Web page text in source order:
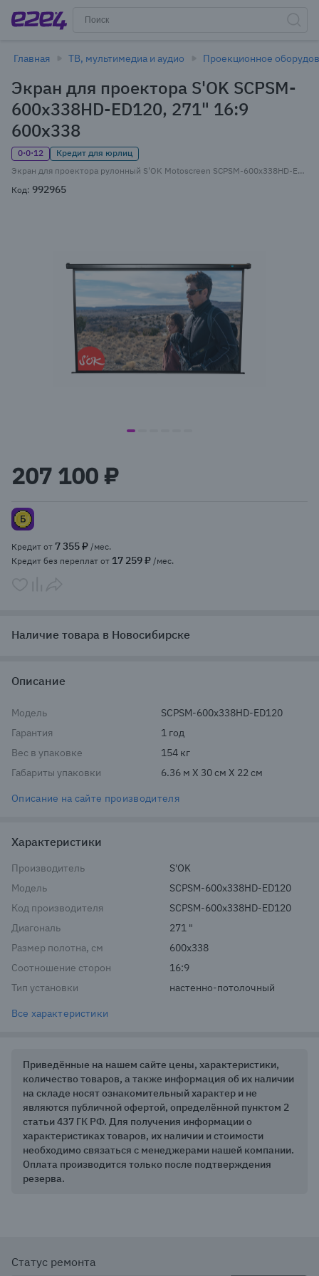
Главная ТВ, мультимедиа и аудио Проекционное
Экран для проектора S'OK SCPSM-
600x338HD-ED120, 271" 16:9
600x338
0·0·12
Кредит для юрлиц
Экран для проектора рулонный S'OK Motoscreen SCPSM-600x338HD-ED120, настенно-потолочный моторизированный, 271" 16:9 600x338 Fiberglass, ПДУ (SCPSM-600x338HD-ED120)
Код: 992965
item
of
6
207 100 ₽
Кредит от 7 355 ₽ /мес.
Кредит без переплат от 17 259 ₽ /мес.
Наличие товара в Новосибирске
Описание
Модель
SCPSM-600x338HD-ED120
Гарантия
1 год
Вес в упаковке
154 кг
Габариты упаковки
6.36 м X 30 см X 22 см
Описание на сайте производителя
Характеристики
Производитель
S'OK
Модель
SCPSM-600x338HD-ED120
Код производителя
SCPSM-600x338HD-ED120
Диагональ
271 "
Размер полотна, см
600x338
Соотношение сторон
16:9
Тип установки
настенно-потолочный
Все характеристики
Приведённые на нашем сайте цены, характеристики,
количество товаров, а также информация об их наличии
на складе носят ознакомительный характер и не
являются публичной офертой, определённой пунктом 2
статьи 437 ГК РФ. Для получения информации о
характеристиках товаров, их наличии и стоимости
необходимо связаться с менеджерами нашей компании.
Оплата производится только после подтверждения
резерва.
Статус ремонта